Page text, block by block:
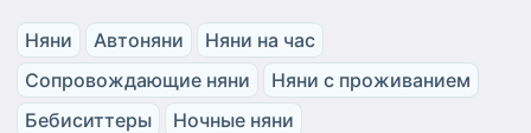
Няни Автоняни
Няни на час
Сопровождающие няни
Няни с проживанием
Бебиситтеры
Ночные няни